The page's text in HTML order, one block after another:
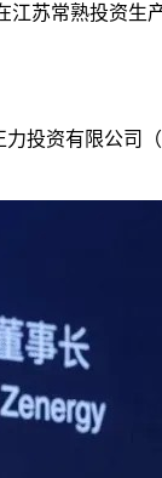
苏常熟投资
投资有限公司